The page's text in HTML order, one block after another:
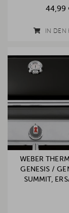
44,99
IN DEN
WEBER
GENESIS /
SUMMIT,